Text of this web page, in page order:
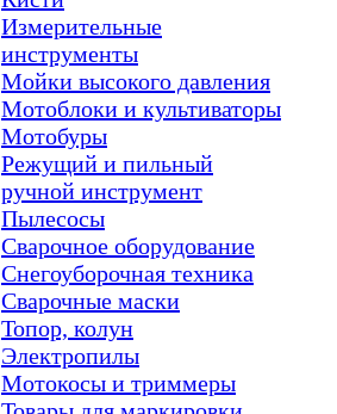
Измерительные
инструменты
Мойки высокого давления
Мотоблоки и культиваторы
Мотобуры
Режущий и пильный
ручной инструмент
Пылесосы
Сварочное оборудование
Снегоуборочная техника
Сварочные маски
Топор, колун
Электропилы
Мотокосы и триммеры